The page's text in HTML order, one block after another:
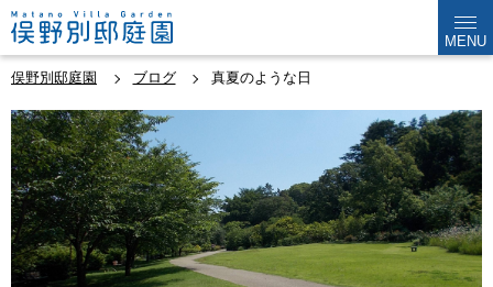
MENU
俣野別邸庭園 ブログ 真夏のような日